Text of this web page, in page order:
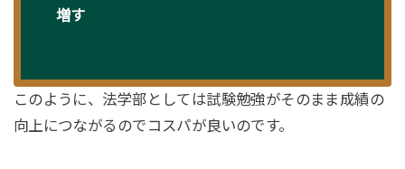
増す
このように、法学部としては試験勉強がそのまま成績の
向上につながるのでコスパが良いのです。